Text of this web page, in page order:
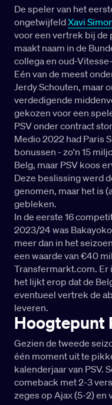
De speler van het
ongetwijfeldXavi
voor een vertrek bij de
maakt naam in de
collega en oud-
Eén van de meest
Jerdy Schouten, maar
verdedigende
gekozen voor een
PSV onder contract
Medio 2022 had Paris
bonussen - zo'n 15
Belg, maar PSV koos
Deze beslissing werd
genomen, maar het is
gebleken.
In de eerste 16
2023/24 was
meer dan in het
een waarde van €40
Transfermarkt.com. Er
het lijkt erop dat de
eventueel vertrek de
leveren.
Hoogtepunt
Gezien de tweede
één moment uit te
kalenderjaar van PSV.
comeback met 2-3
zeges op Ajax (5-2) en